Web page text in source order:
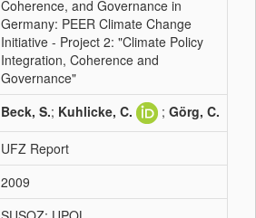
Coherence, and Governance in
Germany: PEER Climate Change
Initiative - Project 2: "Climate Policy
Integration, Coherence and
Governance"
Beck, S.; Kuhlicke, C. ; Görg, C.
UFZ Report
2009